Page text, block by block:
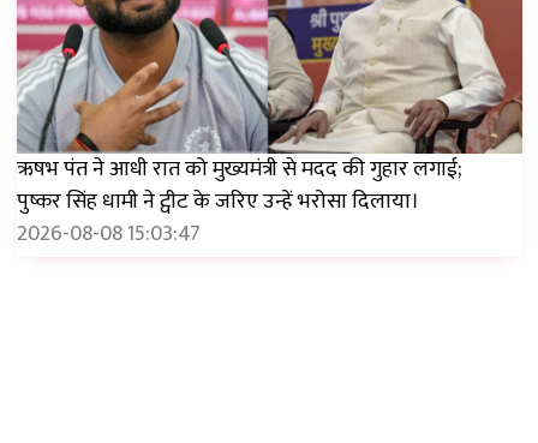
ऋषभ पंत ने आधी रात को मुख्यमंत्री से मदद की गुहार लगाई;
पुष्कर सिंह धामी ने ट्वीट के जरिए उन्हें भरोसा दिलाया।
2026-08-08 15:03:47